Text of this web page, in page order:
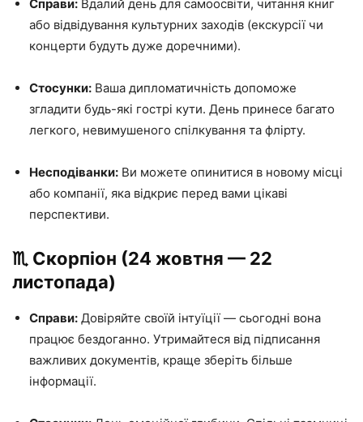
Справи: Вдалий день для самоосвіти, читання книг
або відвідування культурних заходів (екскурсії чи
концерти будуть дуже доречними).
Стосунки: Ваша дипломатичність допоможе
згладити будь-які гострі кути. День принесе багато
легкого, невимушеного спілкування та флірту.
Несподіванки: Ви можете опинитися в новому місці
або компанії, яка відкриє перед вами цікаві
перспективи.
♏️ Скорпіон (24 жовтня — 22
листопада)
Справи: Довіряйте своїй інтуїції — сьогодні вона
працює бездоганно. Утримайтеся від підписання
важливих документів, краще зберіть більше
інформації.